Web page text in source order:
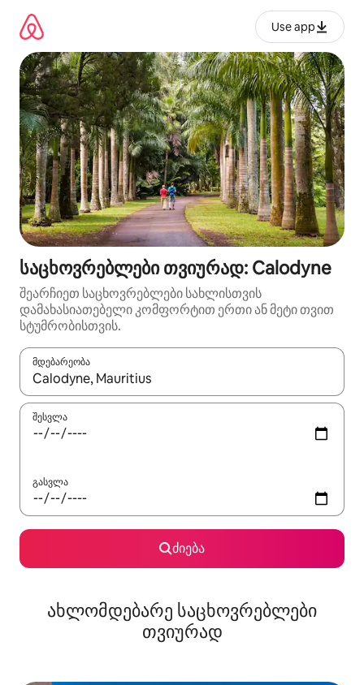
გადასვლა
Use app
საცხოვრებლები თვიურად: Calodyne
შეარჩიეთ საცხოვრებლები სახლისთვის
დამახასიათებელი კომფორტით ერთი ან მეტი თვით
სტუმრობისთვის.
მდებარეობა
როცა შედეგები ხელმისაწვდომი გახდება, ნავიგაციისთვის
შესვლა
გასვლა
ძიება
ახლომდებარე საცხოვრებლები
თვიურად